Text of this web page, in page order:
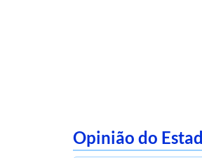
Opinião do